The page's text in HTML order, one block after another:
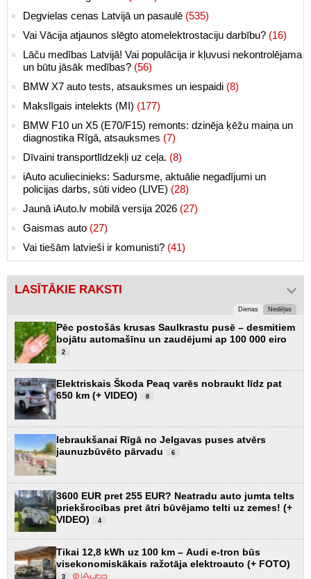
Degvielas cenas Latvijā un pasaulē (535)
Vai Vācija atjaunos slēgto atomelektrostaciju darbību? (16)
Lāču medības Latvijā! Vai populācija ir kļuvusi nekontrolējama
un būtu jāsāk medības? (56)
BMW X7 auto tests, atsauksmes un iespaidi (8)
Makslīgais intelekts (MI) (177)
BMW F10 un X5 (E70/F15) remonts: dzinēja ķēžu maiņa un
diagnostika Rīgā, atsauksmes (7)
Dīvaini transportlīdzekļi uz ceļa. (8)
iAuto aculiecinieks: Sadursme, aktuālie negadījumi un
policijas darbs, sūti video (LIVE) (28)
Jaunā iAuto.lv mobilā versija 2026 (27)
Gaismas auto (27)
Vai tiešām latvieši ir komunisti? (41)
LASĪTĀKIE RAKSTI
Dienas Nedēļas
Pēc postošās krusas Saulkrastu pusē – desmitiem
bojātu automašīnu un zaudējumi ap 100 000 eiro
2
Elektriskais Škoda Peaq varēs nobraukt līdz pat
650 km (+ VIDEO)
8
Iebraukšanai Rīgā no Jelgavas puses atvērs
jaunuzbūvēto pārvadu
6
3600 EUR pret 255 EUR? Neatradu auto jumta telts
priekšrocības pret ātri būvējamo telti uz zemes! (+
VIDEO)
4
Tikai 12,8 kWh uz 100 km – Audi e-tron būs
visekonomiskākais ražotāja elektroauto (+ FOTO)
3